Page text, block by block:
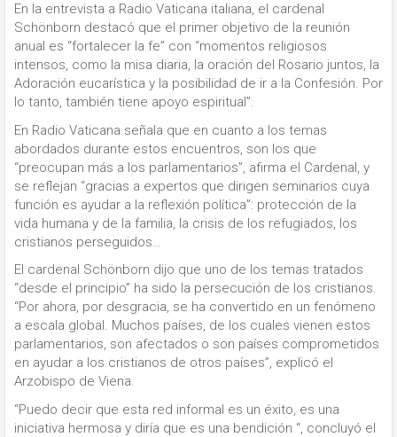
En la entrevista a Radio Vaticana italiana, el cardenal
Schönborn destacó que el primer objetivo de la reunión
anual es “fortalecer la fe” con “momentos religiosos
intensos, como la misa diaria, la oración del Rosario juntos, la
Adoración eucarística y la posibilidad de ir a la Confesión. Por
lo tanto, también tiene apoyo espiritual”.
En Radio Vaticana señala que en cuanto a los temas
abordados durante estos encuentros, son los que
“preocupan más a los parlamentarios”, afirma el Cardenal, y
se reflejan “gracias a expertos que dirigen seminarios cuya
función es ayudar a la reflexión política”: protección de la
vida humana y de la familia, la crisis de los refugiados, los
cristianos perseguidos…
El cardenal Schönborn dijo que uno de los temas tratados
“desde el principio” ha sido la persecución de los cristianos.
“Por ahora, por desgracia, se ha convertido en un fenómeno
a escala global. Muchos países, de los cuales vienen estos
parlamentarios, son afectados o son países comprometidos
en ayudar a los cristianos de otros países”, explicó el
Arzobispo de Viena.
“Puedo decir que esta red informal es un éxito, es una
iniciativa hermosa y diría que es una bendición “, concluyó el